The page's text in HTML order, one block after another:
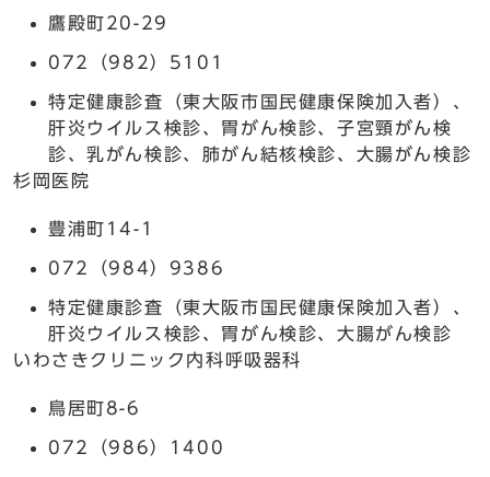
鷹殿町20-29
072（982）5101
特定健康診査（東大阪市国民健康保険加入者）、
肝炎ウイルス検診、胃がん検診、子宮頸がん検
診、乳がん検診、肺がん結核検診、大腸がん検診
杉岡医院
豊浦町14-1
072（984）9386
特定健康診査（東大阪市国民健康保険加入者）、
肝炎ウイルス検診、胃がん検診、大腸がん検診
いわさきクリニック内科呼吸器科
鳥居町8-6
072（986）1400